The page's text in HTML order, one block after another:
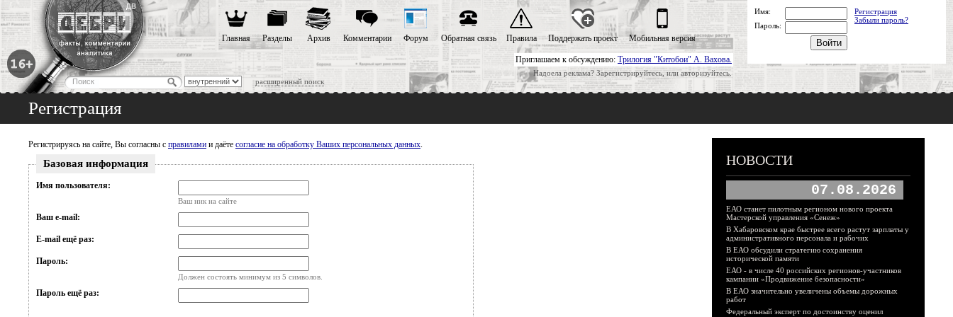
Приглашаем к обсуждению: Трилогия "Китобои" А. Вахова.
Надоела реклама? Зарегистрируйтесь, или авторизуйтесь.
расширенный поиск
Главная Разделы Архив Комментарии Форум Обратная связь Правила Поддержать проект Мобильная версия
Имя:
Регистрация
Забыли пароль?
Пароль:
Регистрация
Регистрируясь на сайте, Вы согласны с правилами и даёте согласие на обработку Ваших персональных данных.
Базовая информация
Имя пользователя:
Ваш ник на сайте
Ваш e-mail:
E-mail ещё раз:
Пароль:
Должен состоять минимум из 5 символов.
Пароль ещё раз:
НОВОСТИ
07.08.2026
ЕАО станет пилотным регионом нового проекта
Мастерской управления «Сенеж»
В Хабаровском крае быстрее всего растут зарплаты у
административного персонала и рабочих
В ЕАО обсудили стратегию сохранения
исторической памяти
ЕАО - в числе 40 российских регионов-участников
кампании «Продвижение безопасности»
В ЕАО значительно увеличены объемы дорожных
работ
Федеральный эксперт по достоинству оценил